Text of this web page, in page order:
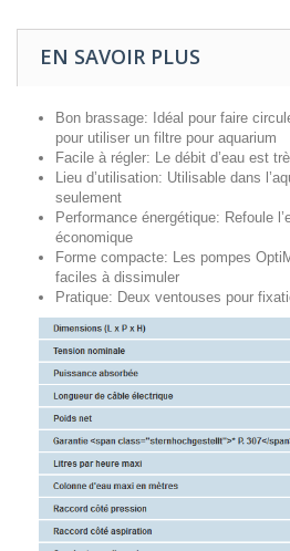
EN SAVOIR PLUS
Bon brassage: Idéal pour faire
pour utiliser un filtre pour aquarium
Facile à régler: Le débit d’eau est
Lieu d’utilisation: Utilisable dans
seulement
Performance énergétique: Refoule
économique
Forme compacte: Les pompes
faciles à dissimuler
Pratique: Deux ventouses pour